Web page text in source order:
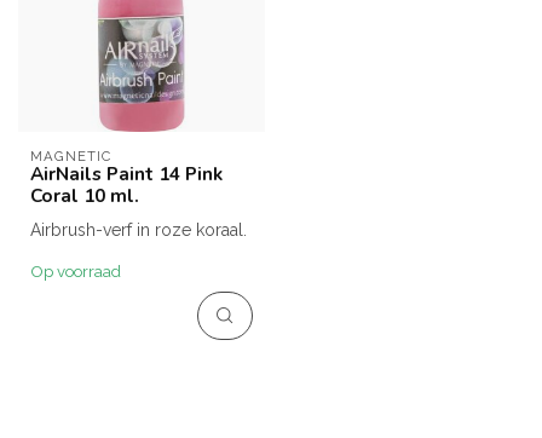
MAGNETIC
AirNails Paint 14 Pink
Coral 10 ml.
Airbrush-verf in roze koraal.
Op voorraad